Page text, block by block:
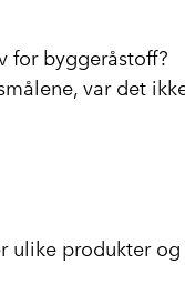
for byggeråstoff?
var det
ulike produkter